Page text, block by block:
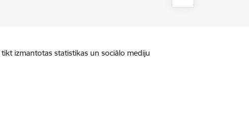
izmantotas statistikas un sociālo mediju